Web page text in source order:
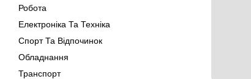
Робота
Електроніка Та Техніка
Спорт Та Відпочинок
Обладнання
Транспорт